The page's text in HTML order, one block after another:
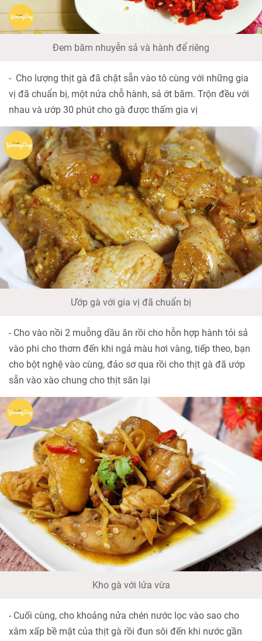
Đem băm nhuyễn sả và hành để riêng
- Cho lượng thịt gà đã chặt sẵn vào tô cùng với những gia
vị đã chuẩn bị, một nửa chỗ hành, sả ớt băm. Trộn đều với
nhau và ướp 30 phút cho gà được thấm gia vị
Ướp gà với gia vị đã chuẩn bị
- Cho vào nồi 2 muỗng dầu ăn rồi cho hỗn hợp hành tỏi sả
vào phi cho thơm đến khi ngả màu hơi vàng, tiếp theo, bạn
cho bột nghệ vào cùng, đảo sơ qua rồi cho thịt gà đã ướp
sẵn vào xào chung cho thịt săn lại
Kho gà với lửa vừa
- Cuối cùng, cho khoảng nửa chén nước lọc vào sao cho
xâm xấp bề mặt của thịt gà rồi đun sôi đến khi nước gần